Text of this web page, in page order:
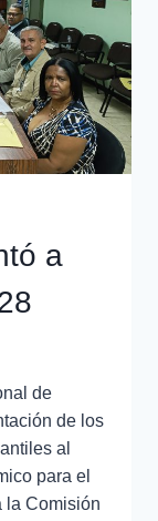
a
de
de los
al
para el
la Comisión